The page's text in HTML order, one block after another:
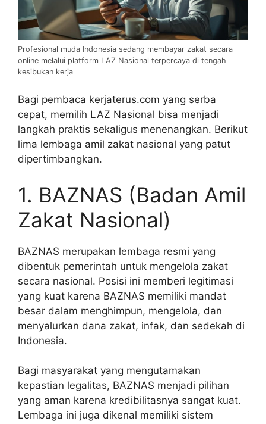
Profesional muda Indonesia sedang membayar zakat secara
online melalui platform LAZ Nasional terpercaya di tengah
kesibukan kerja
Bagi pembaca kerjaterus.com yang serba
cepat, memilih LAZ Nasional bisa menjadi
langkah praktis sekaligus menenangkan. Berikut
lima lembaga amil zakat nasional yang patut
dipertimbangkan.
1. BAZNAS (Badan Amil
Zakat Nasional)
BAZNAS merupakan lembaga resmi yang
dibentuk pemerintah untuk mengelola zakat
secara nasional. Posisi ini memberi legitimasi
yang kuat karena BAZNAS memiliki mandat
besar dalam menghimpun, mengelola, dan
menyalurkan dana zakat, infak, dan sedekah di
Indonesia.
Bagi masyarakat yang mengutamakan
kepastian legalitas, BAZNAS menjadi pilihan
yang aman karena kredibilitasnya sangat kuat.
Lembaga ini juga dikenal memiliki sistem